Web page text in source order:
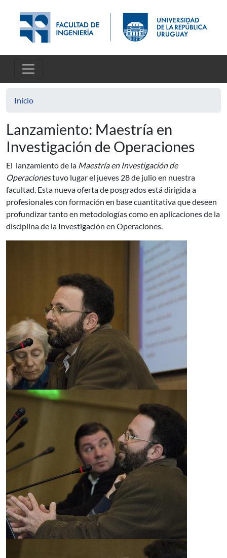
Inicio
Lanzamiento: Maestría en
Investigación de Operaciones
El lanzamiento de la Maestría en Investigación de
Operacionestuvo lugar el jueves 28 de julio en nuestra
facultad. Esta nueva oferta de posgrados está dirigida a
profesionales con formación en base cuantitativa que deseen
profundizar tanto en metodologías como en aplicaciones de la
disciplina de la Investigación en Operaciones.